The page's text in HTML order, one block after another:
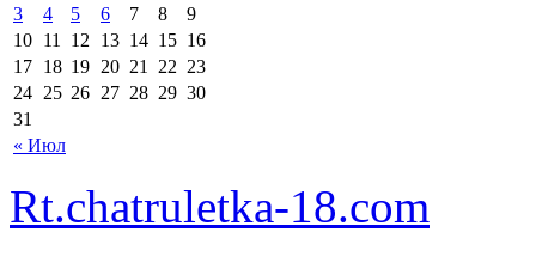
« Июл
3
4 5 6 7 8
9
10 11 12 13 14 15 16
17 18 19 20 21 22 23
24 25 26 27 28 29 30
31
Rt.chatruletka-18.com